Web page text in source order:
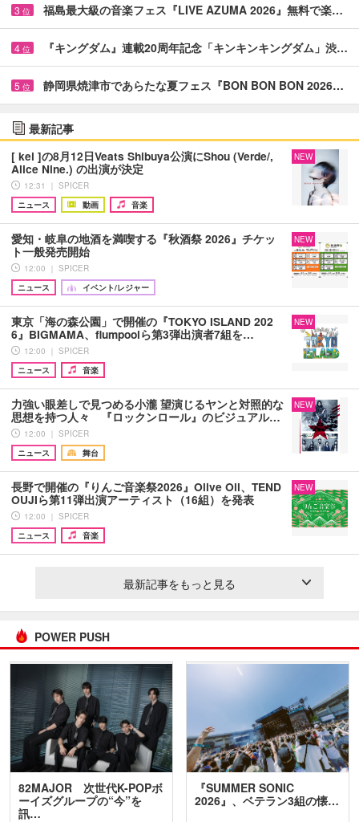
3 位 福島最大級の音楽フェス『LIVE AZUMA 2026』無料で楽…
4 位 『キングダム』連載20周年記念「キンキンキングダム」渋…
5 位 静岡県焼津市であらたな夏フェス『BON BON BON 2026…
最新記事
[ kei ]の8月12日Veats Shibuya公演にShou (Verde/,
Alice Nine.) の出演が決定
12:31 ｜ SPICER
ニュース
動画 音楽
NEW
愛知・岐阜の地酒を満喫する『秋酒祭 2026』チケッ
ト一般発売開始
12:00 ｜ SPICER
ニュース
イベント/レジャー
NEW
東京「海の森公園」で開催の『TOKYO ISLAND 202
6』BIGMAMA、flumpoolら第3弾出演者7組を…
12:00 ｜ SPICER
ニュース
音楽
NEW
力強い眼差しで見つめる小瀧 望演じるヤンと対照的な
思想を持つ人々 『ロックンロール』のビジュアル…
12:00 ｜ SPICER
ニュース
舞台
NEW
長野で開催の『りんご音楽祭2026』Olive Oil、TEND
OUJIら第11弾出演アーティスト（16組）を発表
12:00 ｜ SPICER
ニュース
音楽
NEW
最新記事をもっと見る
POWER PUSH
82MAJOR 次世代K-POPボ
ーイズグループの“今”を
訊…
『SUMMER SONIC
2026』、ベテラン3組の懐…